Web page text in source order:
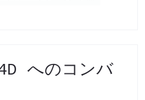
へのコンバ